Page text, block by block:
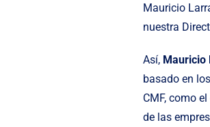
Mauricio
nuestra
Así, Mauricio
basado en
CMF, como
de las